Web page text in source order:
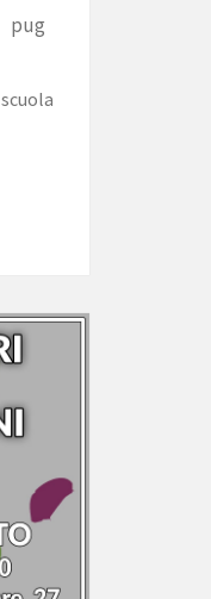
pug
scuola